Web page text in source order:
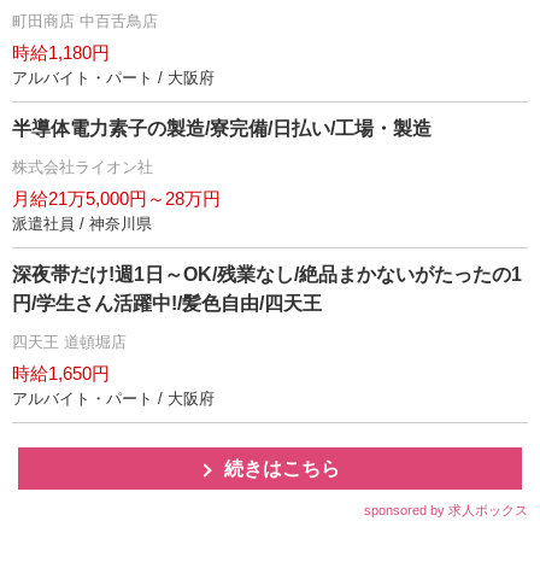
町田商店 中百舌鳥店
時給1,180円
アルバイト・パート / 大阪府
半導体電力素子の製造/寮完備/日払い/工場・製造
株式会社ライオン社
月給21万5,000円～28万円
派遣社員 / 神奈川県
深夜帯だけ!週1日～OK/残業なし/絶品まかないがたったの1
円/学生さん活躍中!/髪色自由/四天王
四天王 道頓堀店
時給1,650円
アルバイト・パート / 大阪府
続きはこちら
sponsored by 求人ボックス